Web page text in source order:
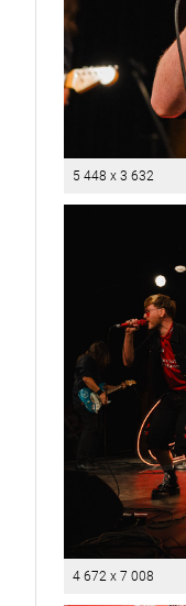
5 448 x 3 632
4 672 x 7 008